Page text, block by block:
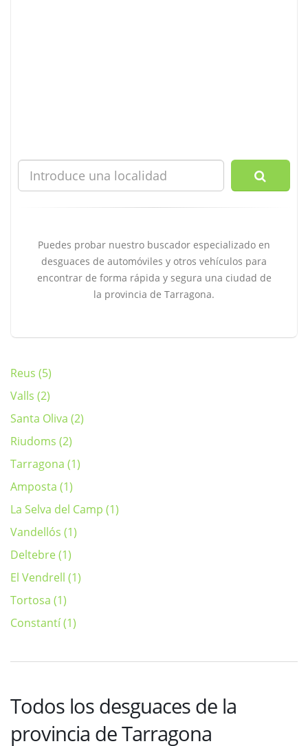
Puedes probar nuestro buscador especializado en
desguaces de automóviles y otros vehículos para
encontrar de forma rápida y segura una ciudad de
la provincia de Tarragona.
Reus (5)
Valls (2)
Santa Oliva (2)
Riudoms (2)
Tarragona (1)
Amposta (1)
La Selva del Camp (1)
Vandellós (1)
Deltebre (1)
El Vendrell (1)
Tortosa (1)
Constantí (1)
Todos los desguaces de la
provincia de Tarragona